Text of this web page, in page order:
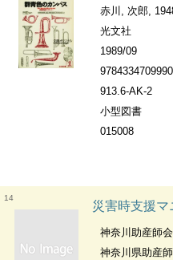
赤川, 次郎,
光文社
1989/09
9784334709990
913.6-AK-2
小型図書
015008
14
災害時支援マニ
神奈川助産師会 災害対策
神奈川県助産